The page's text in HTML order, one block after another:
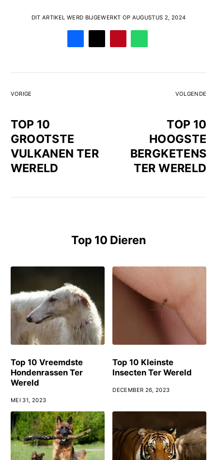
DIT ARTIKEL WERD BIJGEWERKT OP AUGUSTUS 2, 2024
VORIGE
TOP 10
GROOTSTE
VULKANEN TER
WERELD
VOLGENDE
TOP 10
HOOGSTE
BERGKETENS
TER WERELD
Top 10 Dieren
Top 10 Vreemdste
Hondenrassen Ter
Wereld
MEI 31, 2023
Top 10 Kleinste
Insecten Ter Wereld
DECEMBER 26, 2023